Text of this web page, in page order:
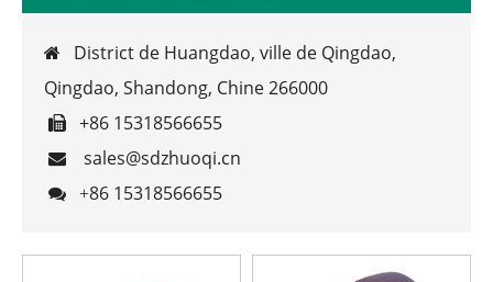

District de Huangdao, ville de Qingdao,
Qingdao, Shandong, Chine 266000
 +86 15318566655
 sales@sdzhuoqi.cn
 +86 15318566655